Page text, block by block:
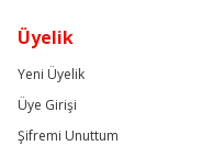
Üyelik
Yeni Üyelik
Üye Girişi
Şifremi Unuttum